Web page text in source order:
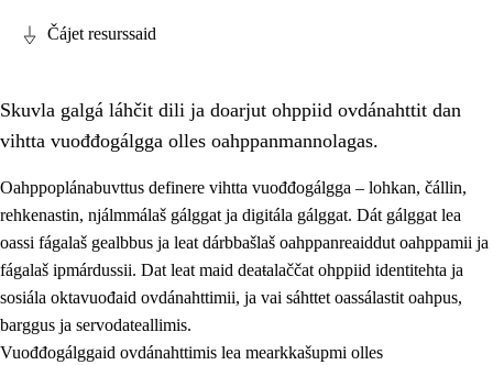
2. Oahppama prinsihpat, ovdáneapmi ja oahppahábmen
2.1 Sosiála oahppan ja ovdáneapmi
2.2 Gealbu fágain
Čájet resurssaid
Skuvla galgá láhčit dili ja doarjut ohppiid ovdánahttit dan
vihtta vuođđogálgga olles oahppanmannolagas.
Oahppoplánabuvttus definere vihtta vuođđogálgga – lohkan, čállin,
rehkenastin, njálmmálaš gálggat ja digitála gálggat. Dát gálggat lea
oassi fágalaš gealbbus ja leat dárbbašlaš oahppanreaiddut oahppamii ja
fágalaš ipmárdussii. Dat leat maid deaŧalaččat ohppiid identitehta ja
sosiála oktavuođaid ovdánahttimii, ja vai sáhttet oassálastit oahpus,
barggus ja servodateallimis.
Vuođđogálggaid ovdánahttimis lea mearkkašupmi olles